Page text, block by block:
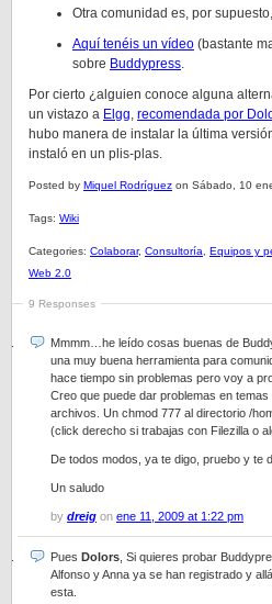
Otra comunidad es, por
Aquí tenéis un vídeo (bastante
sobre Buddypress.
Por cierto ¿alguien conoce alguna
un vistazo a Elgg, recomendada por
hubo manera de instalar la última
instaló en un plis-plas.
Posted by Miquel Rodríguez on Sábado, 10
Tags: Wiki
Categories: Colaborar, Consultoría Equipos y
Web 2.0
9 Responses
Mmmm…he leído cosas buenas de
una muy buena herramienta para
hace tiempo sin problemas pero voy a
Creo que puede dar problemas en
archivos. Un chmod 777 al directorio /
(click derecho si trabajas con Filezilla o
De todos modos, ya te digo, pruebo y te
Un saludo
by dreig on ene 11, 2009 at 1:22 pm
Pues Dolors , Si quieres probar
Alfonso y Anna ya se han registrado y
esta.